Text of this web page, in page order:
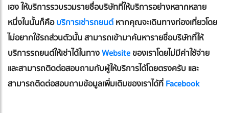
เอง ให้บริการรวบรวมรายชื่อบริษัทที่ให้บริการอย่างหลากหลาย
หนึ่งในนั้นก็คือบริการเช่ารถยนต์หากคุณจะเดินทางท่องเที่ยวโดย
ไม่อยากใช้รถส่วนตัวนั้น สามารถเข้ามาค้นหารายชื่อบริษัทที่ให้
บริการรถยนต์ให้เช่าได้ในทางWebsiteของเราโดยไม่มีค่าใช้จ่าย
และสามารถติดต่อสอบถามกับผู้ให้บริการได้โดยตรงครับ และ
สามารถติดต่อสอบถามข้อมูลเพิ่มเติมของเราได้ที่Facebook